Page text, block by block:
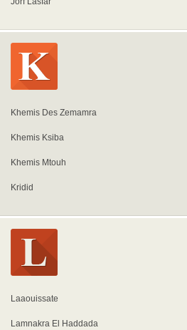
Khemis Des Zemamra
Khemis Ksiba
Khemis Mtouh
Kridid
Laaouissate
Lamnakra El Haddada